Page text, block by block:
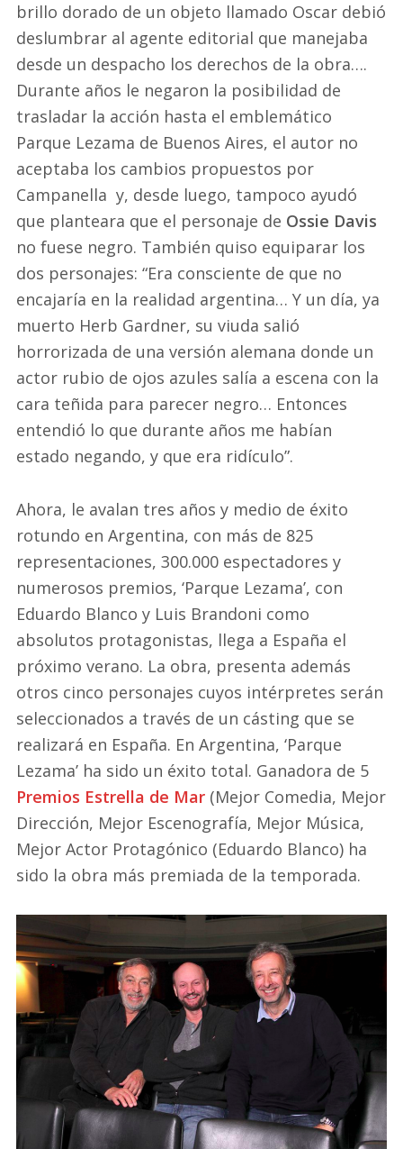
brillo dorado de un objeto llamado Oscar debió
deslumbrar al agente editorial que manejaba
desde un despacho los derechos de la obra….
Durante años le negaron la posibilidad de
trasladar la acción hasta el emblemático
Parque Lezama de Buenos Aires, el autor no
aceptaba los cambios propuestos por
Campanella y, desde luego, tampoco ayudó
que planteara que el personaje de Ossie Davis
no fuese negro. También quiso equiparar los
dos personajes: “Era consciente de que no
encajaría en la realidad argentina… Y un día, ya
muerto Herb Gardner, su viuda salió
horrorizada de una versión alemana donde un
actor rubio de ojos azules salía a escena con la
cara teñida para parecer negro… Entonces
entendió lo que durante años me habían
estado negando, y que era ridículo”.
Ahora, le avalan tres años y medio de éxito
rotundo en Argentina, con más de 825
representaciones, 300.000 espectadores y
numerosos premios, ‘Parque Lezama’, con
Eduardo Blanco y Luis Brandoni como
absolutos protagonistas, llega a España el
próximo verano. La obra, presenta además
otros cinco personajes cuyos intérpretes serán
seleccionados a través de un cásting que se
realizará en España. En Argentina, ‘Parque
Lezama’ ha sido un éxito total. Ganadora de 5
Premios Estrella de Mar (Mejor Comedia, Mejor
Dirección, Mejor Escenografía, Mejor Música,
Mejor Actor Protagónico (Eduardo Blanco) ha
sido la obra más premiada de la temporada.